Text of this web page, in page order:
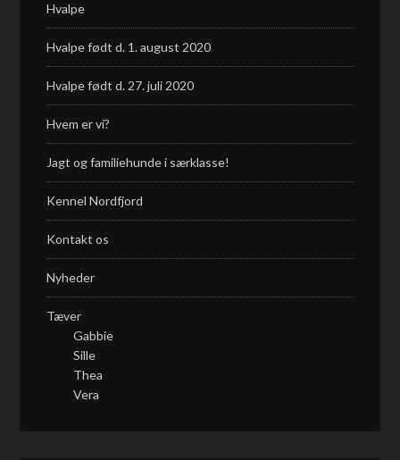
Hvalpe
Hvalpe født d. 1. august 2020
Hvalpe født d. 27. juli 2020
Hvem er vi?
Jagt og familiehunde i særklasse!
Kennel Nordfjord
Kontakt os
Nyheder
Tæver
Gabbie
Sille
Thea
Vera